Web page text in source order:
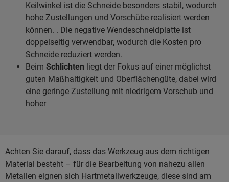
Keilwinkel ist die Schneide besonders stabil, wodurch
hohe Zustellungen und Vorschübe realisiert werden
können. . Die negative Wendeschneidplatte ist
doppelseitig verwendbar, wodurch die Kosten pro
Schneide reduziert werden.
Beim Schlichten liegt der Fokus auf einer möglichst
guten Maßhaltigkeit und Oberflächengüte, dabei wird
eine geringe Zustellung mit niedrigem Vorschub und
hoher
Achten Sie darauf, dass das Werkzeug aus dem richtigen
Material besteht – für die Bearbeitung von nahezu allen
Metallen eignen sich Hartmetallwerkzeuge, diese sind am